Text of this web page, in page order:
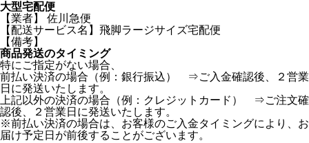
大型宅配便
【業者】 佐川急便
【配送サービス名】飛脚ラージサイズ宅配便
【備考】
商品発送のタイミング
特にご指定がない場合、
前払い決済の場合（例：銀行振込） ⇒ご入金確認後、２営業
日に発送いたします。
上記以外の決済の場合（例：クレジットカード） ⇒ご注文確
認後、２営業日に発送いたします。
※前払い決済の場合は、お客様のご入金タイミングにより、お
届け予定日が前後することがございます。